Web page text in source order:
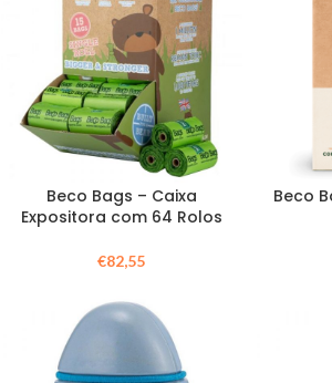
Beco Bags – Caixa
Expositora com 64 Rolos
€82,55
Beco